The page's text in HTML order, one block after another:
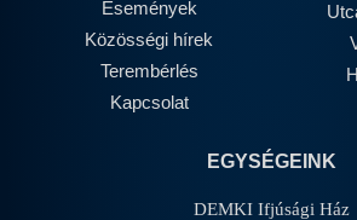
Események
Közösségi hírek
Terembérlés
Kapcsolat
EGYSÉGEINK
DEMKI Ifjúsági Ház